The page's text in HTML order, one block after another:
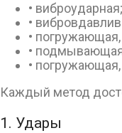
• виброударная;
•
• погружающая,
•
•
Каждый метод
1. Удары